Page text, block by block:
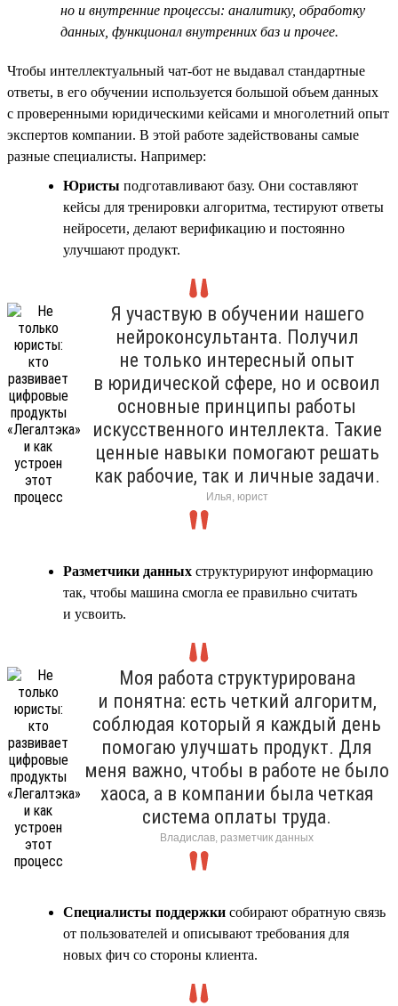
но и внутренние процессы: аналитику, обработку
данных, функционал внутренних баз и прочее.
Чтобы интеллектуальный чат-бот не выдавал стандартные
ответы, в его обучении используется большой объем данных
с проверенными юридическими кейсами и многолетний опыт
экспертов компании. В этой работе задействованы самые
разные специалисты. Например:
Юристы подготавливают базу. Они составляют
кейсы для тренировки алгоритма, тестируют ответы
нейросети, делают верификацию и постоянно
улучшают продукт.
Я участвую в обучении нашего
нейроконсультанта. Получил
не только интересный опыт
в юридической сфере, но и освоил
основные принципы работы
искусственного интеллекта. Такие
ценные навыки помогают решать
как рабочие, так и личные задачи.
Илья, юрист
Разметчики данных структурируют информацию
так, чтобы машина смогла ее правильно считать
и усвоить.
Моя работа структурирована
и понятна: есть четкий алгоритм,
соблюдая который я каждый день
помогаю улучшать продукт. Для
меня важно, чтобы в работе не было
хаоса, а в компании была четкая
система оплаты труда.
Владислав, разметчик данных
Специалисты поддержки собирают обратную связь
от пользователей и описывают требования для
новых фич со стороны клиента.